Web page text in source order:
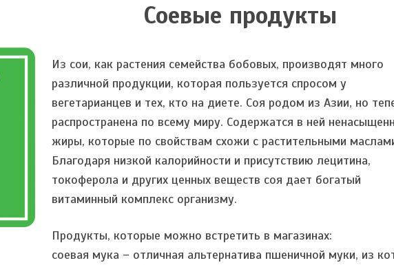
Соевые продукты
Из сои, как растения семейства бобовых, производят много
различной продукции, которая пользуется спросом у
вегетарианцев и тех, кто на диете. Соя родом из Азии, но
распространена по всему миру. Содержатся в ней
жиры, которые по свойствам схожи с растительными
Благодаря низкой калорийности и присутствию лецитина,
токоферола и других ценных веществ соя дает богатый
витаминный комплекс организму.
Продукты, которые можно встретить в магазинах:
соевая мука – отличная альтернатива пшеничной муки, из